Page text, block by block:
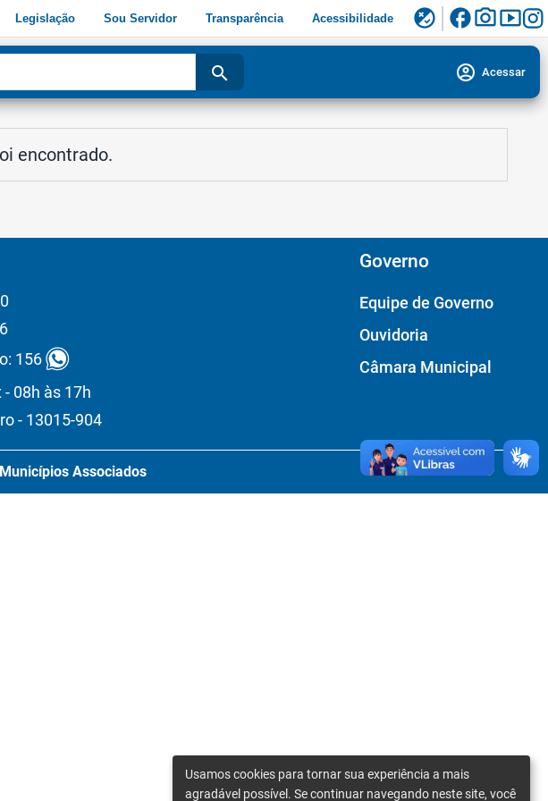
Legislação Sou Servidor Transparência Acessibilidade flaky facebookphoto_camerasmart_display
search account_circle Acessar
encontrado.
156
08h às 17h
- 13015-904
Governo
Equipe de Governo
Ouvidoria
Câmara Municipal
Associados
Usamos cookies para tornar sua experiência a mais
agradável possível. Se continuar navegando neste site, você